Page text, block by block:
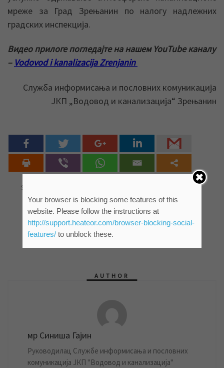
мреже за Град Зрењанин по налогу надлежних
градских инспекција.
Видео прилоге погледајте на нашем YouTube каналу
– Vodovod i kanalizacija Zrenjanin
Служба информисања и пословних комуникација
ЈКП „Водовод и канализација“ Зрењанин
Shares
AUTHOR
мр Синиша Гајин
Руководилац Службе информисања и пословних
комуникација ЈКП "Водовод и канализација"
Your browser is blocking some features of this
website. Please follow the instructions at
http://support.heateor.com/browser-blocking-social-
features/to unblock these.